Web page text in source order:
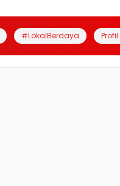
#LokalBerdaya